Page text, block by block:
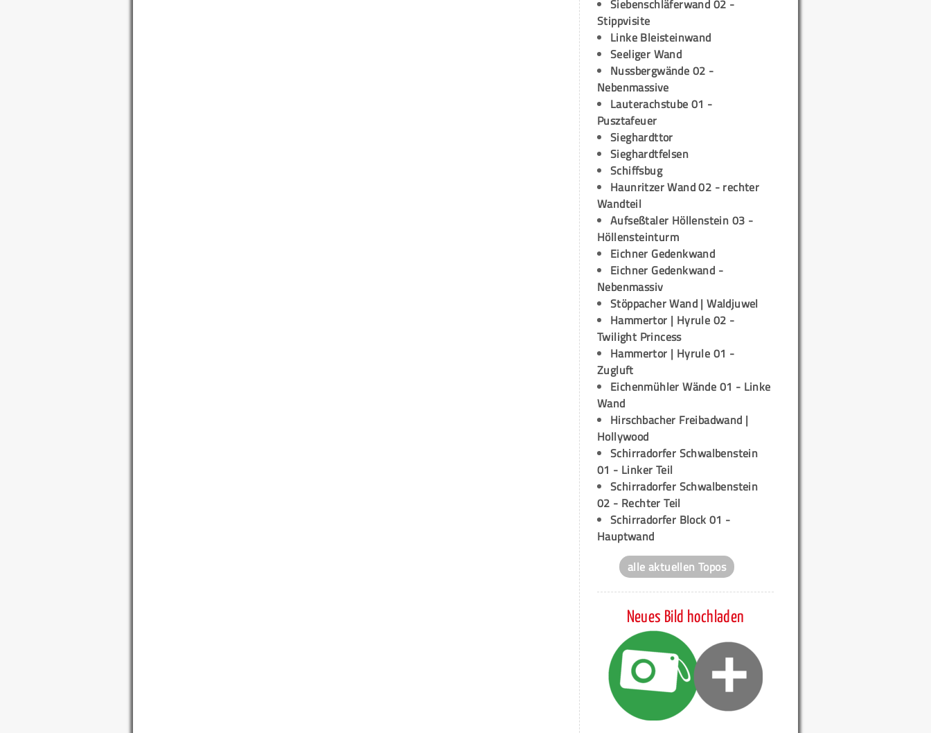
Siebenschläferwand 02 -
Stippvisite
Linke Bleisteinwand
Seeliger Wand
Nussbergwände 02 -
Nebenmassive
Lauterachstube 01 -
Pusztafeuer
Sieghardttor
Sieghardtfelsen
Schiffsbug
Haunritzer Wand 02 - rechter
Wandteil
Aufseßtaler Höllenstein 03 -
Höllensteinturm
Eichner Gedenkwand
Eichner Gedenkwand -
Nebenmassiv
Stöppacher Wand | Waldjuwel
Hammertor | Hyrule 02 -
Twilight Princess
Hammertor | Hyrule 01 -
Zugluft
Eichenmühler Wände 01 - Linke
Wand
Hirschbacher Freibadwand |
Hollywood
Schirradorfer Schwalbenstein
01 - Linker Teil
Schirradorfer Schwalbenstein
02 - Rechter Teil
Schirradorfer Block 01 -
Hauptwand
alle aktuellen Topos
Neues Bild hochladen